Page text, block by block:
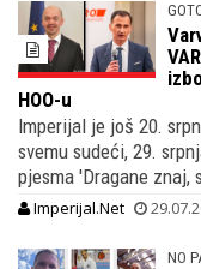
HOO-u
Imperijal je još 20.
svemu sudeći, 29.
pjesma 'Dragane znaj,
Imperijal.Net
NO